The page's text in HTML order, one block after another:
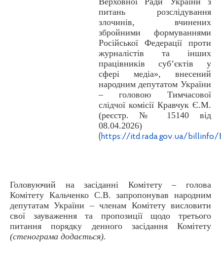
питань розслідування
злочинів, вчинених
збройними формуваннями
Російської Федерації проти
журналістів та інших
працівників суб’єктів у
сфері медіа», внесений
народним депутатом України
– головою Тимчасової
слідчої комісії Кравчук Є.М.
(реєстр. № 15140 від
08.04.2026)
( https://itd.rada.gov.ua/billinfo/
Головуючий на засіданні Комітету – голова
Комітету Кальченко С.В. запропонував народним
депутатам України – членам Комітету висловити
свої зауваження та пропозиції щодо третього
питання порядку денного засідання Комітету
(стенограма додається).